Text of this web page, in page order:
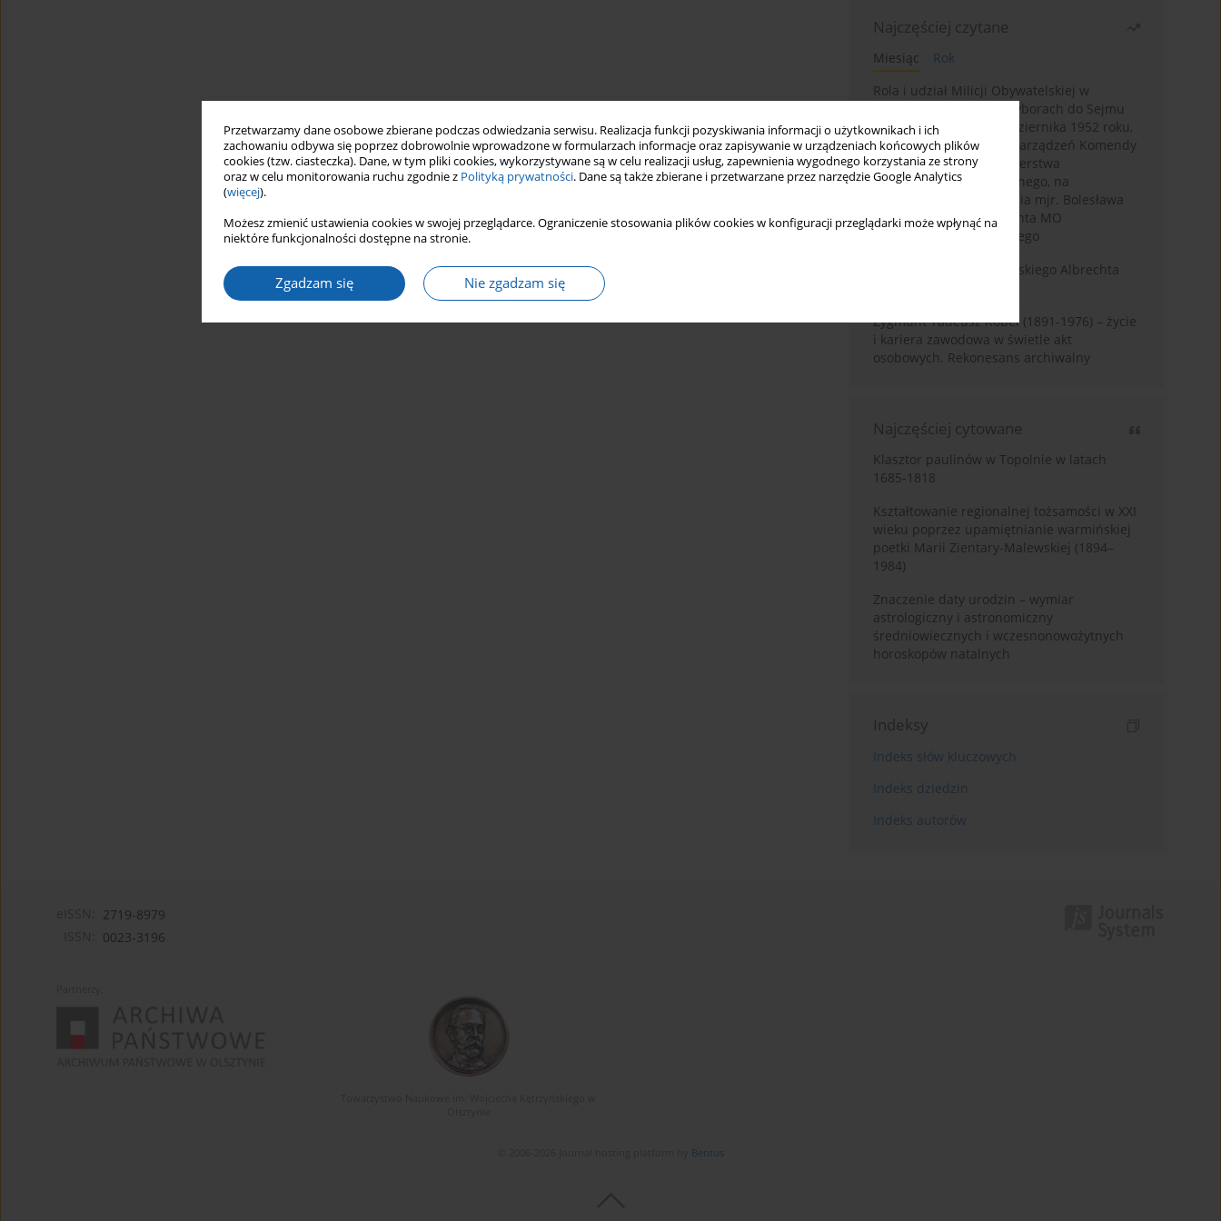
Przetwarzamy dane osobowe zbierane podczas odwiedzania serwisu. Realizacja funkcji pozyskiwania informacji o użytkownikach i ich
zachowaniu odbywa się poprzez dobrowolnie wprowadzone w formularzach informacje oraz zapisywanie w urządzeniach końcowych plików
cookies (tzw. ciasteczka). Dane, w tym pliki cookies, wykorzystywane są w celu realizacji usług, zapewnienia wygodnego korzystania ze strony
oraz w celu monitorowania ruchu zgodnie z Polityką prywatności. Dane są także zbierane i przetwarzane przez narzędzie Google Analytics
(więcej).
Możesz zmienić ustawienia cookies w swojej przeglądarce. Ograniczenie stosowania plików cookies w konfiguracji przeglądarki może wpłynąć na
niektóre funkcjonalności dostępne na stronie.
Zgadzam się Nie zgadzam się
Najczęściej czytane
Miesiąc
Rok
Rola i udział Milicji Obywatelskiej w
kampanii wyborczej i wyborach do Sejmu
PRL I kadencji z 26 października 1952 roku,
w świetle wytycznych i zarządzeń Komendy
Głównej MO oraz Ministerstwa
Bezpieczeństwa Publicznego, na
przykładzie sprawozdania mjr. Bolesława
Wyszyńskiego komendanta MO
województwa olsztyńskiego
Melancholia Księcia Pruskiego Albrechta
Zygmunt Tadeusz Robel (1891-1976) – życie
i kariera zawodowa w świetle akt
osobowych. Rekonesans archiwalny
Najczęściej cytowane
Klasztor paulinów w Topolnie w latach
1685-1818
Kształtowanie regionalnej tożsamości w XXI
wieku poprzez upamiętnianie warmińskiej
poetki Marii Zientary-Malewskiej (1894–
1984)
Znaczenie daty urodzin – wymiar
astrologiczny i astronomiczny
średniowiecznych i wczesnonowożytnych
horoskopów natalnych
Indeksy
Indeks słów kluczowych
Indeks dziedzin
Indeks autorów
2719-8979
0023-3196
Bentus